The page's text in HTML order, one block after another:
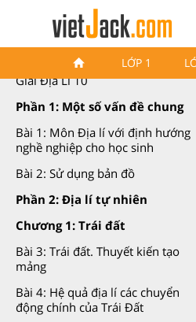
LỚP 1
Địa Lí 10 Cánh diều
Giải Địa Lí 10
Phần 1: Một số vấn đề chung
Bài 1: Môn Địa lí với định hướng
nghề nghiệp cho học sinh
Bài 2: Sử dụng bản đồ
Phần 2: Địa lí tự nhiên
Chương 1: Trái đất
Bài 3: Trái đất. Thuyết kiến tạo
mảng
Bài 4: Hệ quả địa lí các chuyển
động chính của Trái Đất